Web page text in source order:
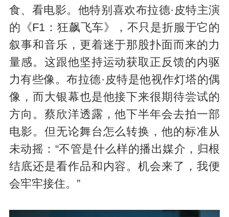
食、看电影。他特别喜欢布拉德·皮特主演
的《F1：狂飙飞车》，不只是折服于它的
叙事和音乐，更着迷于那股扑面而来的力
量感。这跟他坚持运动获取正反馈的内驱
力有些像。布拉德·皮特是他视作灯塔的偶
像，而大银幕也是他接下来很期待尝试的
方向。蔡欣洋透露，他下半年会去拍一部
电影。但无论舞台怎么转换，他的标准从
未动摇：“不管是什么样的播出媒介，归根
结底还是看作品和内容。机会来了，我便
会牢牢接住。”